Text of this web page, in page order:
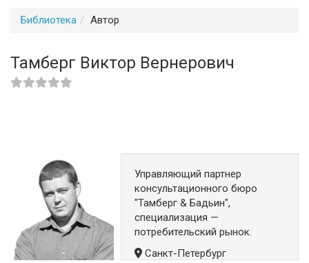
Библиотека Автор
Тамберг Виктор Вернерович
Управляющий партнер
консультационного бюро
"Тамберг & Бадьин",
специализация —
потребительский рынок.
Санкт-Петербург